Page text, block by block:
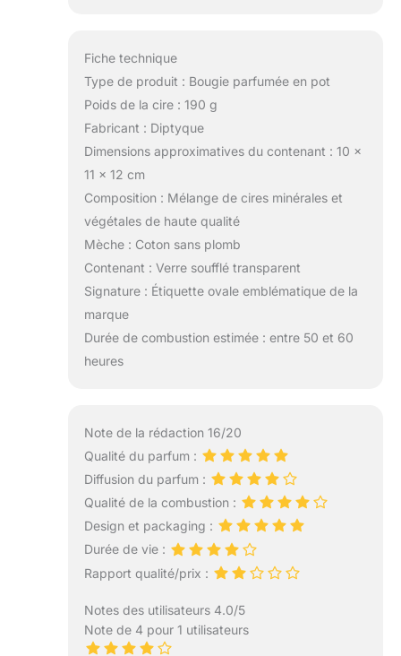
Fiche technique
Type de produit : Bougie parfumée en pot
Poids de la cire : 190 g
Fabricant : Diptyque
Dimensions approximatives du contenant : 10 x
11 x 12 cm
Composition : Mélange de cires minérales et
végétales de haute qualité
Mèche : Coton sans plomb
Contenant : Verre soufflé transparent
Signature : Étiquette ovale emblématique de la
marque
Durée de combustion estimée : entre 50 et 60
heures
Note de la rédaction 16/20
Qualité du parfum :
Diffusion du parfum :
Qualité de la combustion :
Design et packaging :
Durée de vie :
Rapport qualité/prix :
Notes des utilisateurs 4.0/5
Note de 4 pour 1 utilisateurs